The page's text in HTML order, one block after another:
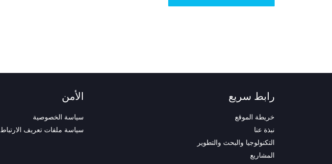
رابط سريع
خريطة الموقع
نبذة عنا
التكنولوجيا والبحث والتطوير
المشاريع
الأمن
سياسة الخصوصية
سياسة ملفات تعريف الارتباط